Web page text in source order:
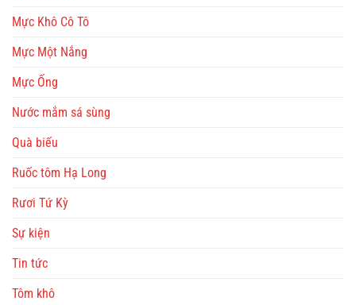
Mực Khô Cô Tô
Mực Một Nắng
Mực Ống
Nước mắm sá sùng
Quà biếu
Ruốc tôm Hạ Long
Rươi Tứ Kỳ
Sự kiện
Tin tức
Tôm khô